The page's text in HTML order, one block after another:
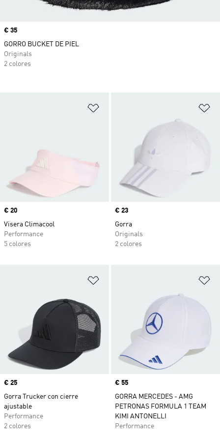
Precio
€ 20
Visera Climacool
Performance
5 colores
Precio
€ 23
Gorra
Originals
2 colores
Precio
€ 25
Gorra Trucker con cierre
ajustable
Performance
2 colores
Precio
€ 55
GORRA MERCEDES - AMG
PETRONAS FORMULA 1 TEAM
KIMI ANTONELLI
Performance
Precio
€ 35
GORRO BUCKET DE PIEL
Originals
2 colores